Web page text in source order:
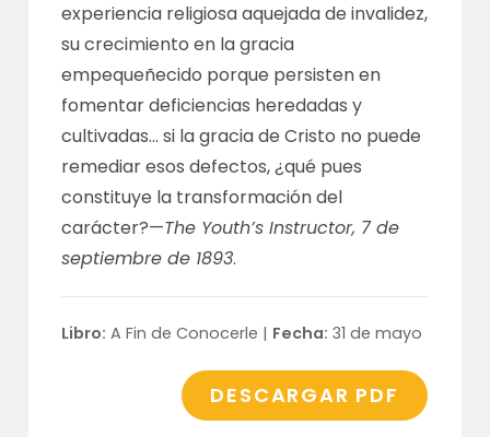
experiencia religiosa aquejada de invalidez,
su crecimiento en la gracia
empequeñecido porque persisten en
fomentar deficiencias heredadas y
cultivadas… si la gracia de Cristo no puede
remediar esos defectos, ¿qué pues
constituye la transformación del
carácter?—The Youth’s Instructor, 7 de
septiembre de 1893.
Libro: A Fin de Conocerle | Fecha: 31 de mayo
DESCARGAR PDF